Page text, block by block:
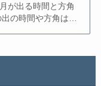
が出る時間と方角
の時間や方角は、